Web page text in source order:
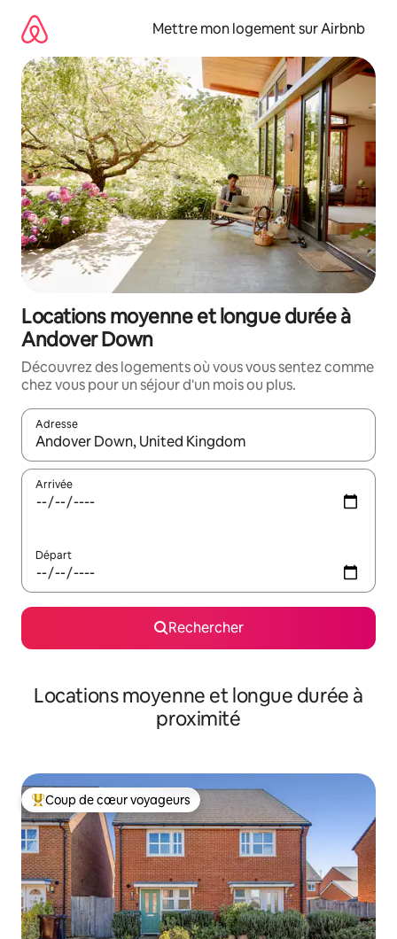
directement
contenu
Mettre mon logement sur Airbnb
Locations moyenne et longue durée à
Andover Down
Découvrez des logements où vous vous sentez comme
chez vous pour un séjour d'un mois ou plus.
Adresse
Lorsque les résultats s'affichent, utilisez les flèches vers le
Arrivée
Départ
Rechercher
Locations moyenne et longue durée à
proximité
Coups de cœur voyageurs les plus appréciés
Coup de cœur voyageurs